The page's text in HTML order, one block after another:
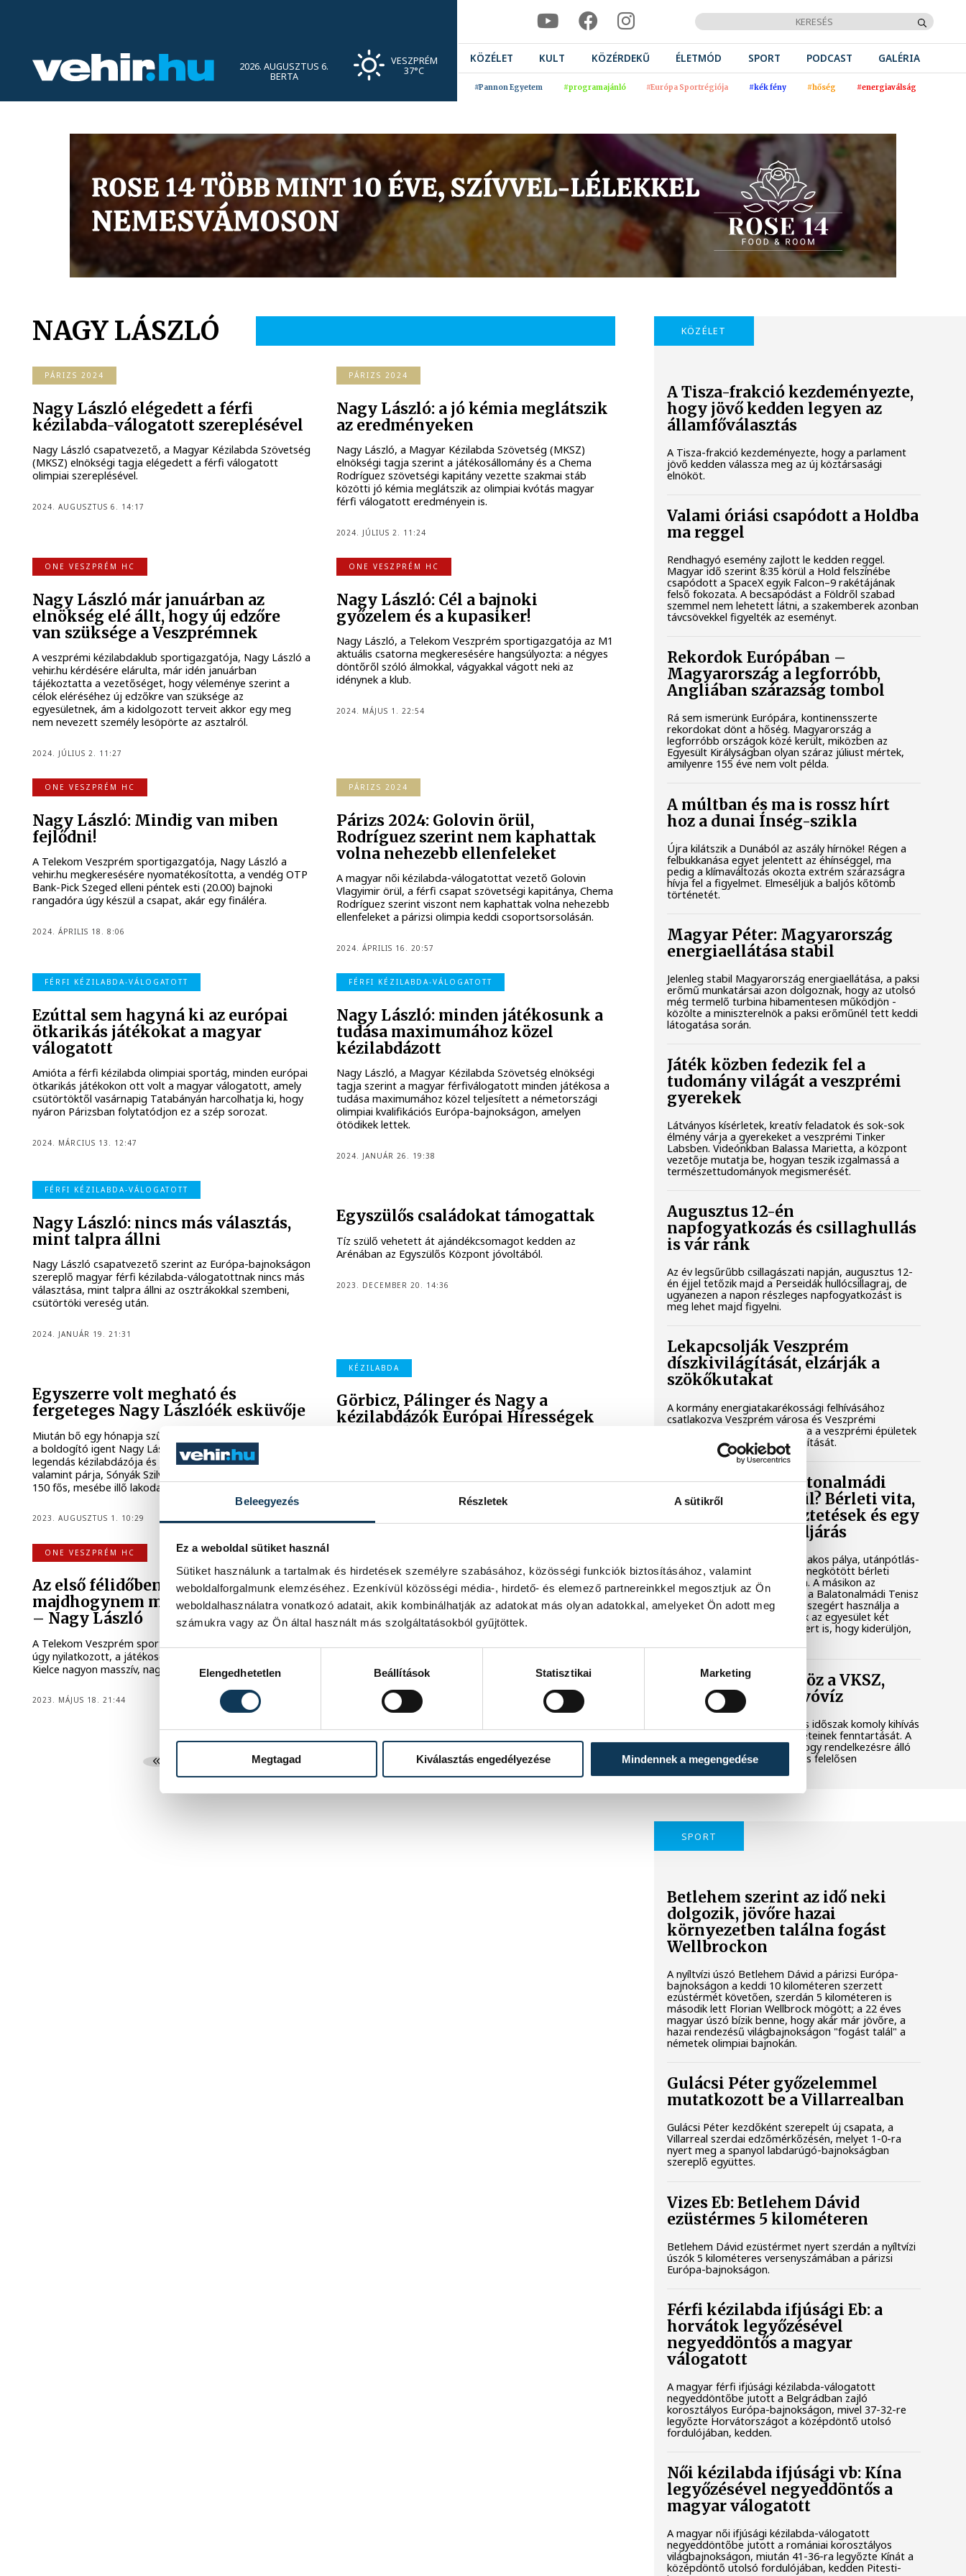
Beleegyezés Részletek A sütikről
Ez a weboldal sütiket használ
Sütiket használunk a tartalmak és hirdetések személyre szabásához, közösségi funkciók biztosításához, valamint
weboldalforgalmunk elemzéséhez. Ezenkívül közösségi média-, hirdető- és elemező partnereinkkel megosztjuk az Ön
weboldalhasználatra vonatkozó adatait, akik kombinálhatják az adatokat más olyan adatokkal, amelyeket Ön adott meg
számukra vagy az Ön által használt más szolgáltatásokból gyűjtöttek.
Hozzájárulás kiválasztása
Elengedhetetlen
Beállítások Statisztikai Marketing
Megtagad Kiválasztás engedélyezése Mindennek a megengedése
2026. AUGUSZTUS 6.
BERTA
VESZPRÉM
37°C
KÖZÉLET KULT KÖZÉRDEKŰ ÉLETMÓD SPORT PODCAST GALÉRIA
#Pannon Egyetem #programajánló #Európa Sportrégiója #kék fény #hőség #energiaválság
NAGY LÁSZLÓ
PÁRIZS 2024
Nagy László elégedett a férfi
kézilabda-válogatott szereplésével
Nagy László csapatvezető, a Magyar Kézilabda Szövetség
(MKSZ) elnökségi tagja elégedett a férfi válogatott
olimpiai szereplésével.
2024. AUGUSZTUS 6. 14:17
PÁRIZS 2024
Nagy László: a jó kémia meglátszik
az eredményeken
Nagy László, a Magyar Kézilabda Szövetség (MKSZ)
elnökségi tagja szerint a játékosállomány és a Chema
Rodríguez szövetségi kapitány vezette szakmai stáb
közötti jó kémia meglátszik az olimpiai kvótás magyar
férfi válogatott eredményein is.
2024. JÚLIUS 2. 11:24
ONE VESZPRÉM HC
Nagy László már januárban az
elnökség elé állt, hogy új edzőre
van szüksége a Veszprémnek
A veszprémi kézilabdaklub sportigazgatója, Nagy László a
vehir.hu kérdésére elárulta, már idén januárban
tájékoztatta a vezetőséget, hogy véleménye szerint a
célok eléréséhez új edzőkre van szüksége az
egyesületnek, ám a kidolgozott terveit akkor egy meg
nem nevezett személy lesöpörte az asztalról.
2024. JÚLIUS 2. 11:27
ONE VESZPRÉM HC
Nagy László: Cél a bajnoki
győzelem és a kupasiker!
Nagy László, a Telekom Veszprém sportigazgatója az M1
aktuális csatorna megkeresésére hangsúlyozta: a négyes
döntőről szóló álmokkal, vágyakkal vágott neki az
idénynek a klub.
2024. MÁJUS 1. 22:54
ONE VESZPRÉM HC
Nagy László: Mindig van miben
fejlődni!
A Telekom Veszprém sportigazgatója, Nagy László a
vehir.hu megkeresésére nyomatékosította, a vendég OTP
Bank-Pick Szeged elleni péntek esti (20.00) bajnoki
rangadóra úgy készül a csapat, akár egy fináléra.
2024. ÁPRILIS 18. 8:06
PÁRIZS 2024
Párizs 2024: Golovin örül,
Rodríguez szerint nem kaphattak
volna nehezebb ellenfeleket
A magyar női kézilabda-válogatottat vezető Golovin
Vlagyimir örül, a férfi csapat szövetségi kapitánya, Chema
Rodríguez szerint viszont nem kaphattak volna nehezebb
ellenfeleket a párizsi olimpia keddi csoportsorsolásán.
2024. ÁPRILIS 16. 20:57
FÉRFI KÉZILABDA-VÁLOGATOTT
Ezúttal sem hagyná ki az európai
ötkarikás játékokat a magyar
válogatott
Amióta a férfi kézilabda olimpiai sportág, minden európai
ötkarikás játékokon ott volt a magyar válogatott, amely
csütörtöktől vasárnapig Tatabányán harcolhatja ki, hogy
nyáron Párizsban folytatódjon ez a szép sorozat.
2024. MÁRCIUS 13. 12:47
FÉRFI KÉZILABDA-VÁLOGATOTT
Nagy László: minden játékosunk a
tudása maximumához közel
kézilabdázott
Nagy László, a Magyar Kézilabda Szövetség elnökségi
tagja szerint a magyar férfiválogatott minden játékosa a
tudása maximumához közel teljesített a németországi
olimpiai kvalifikációs Európa-bajnokságon, amelyen
ötödikek lettek.
2024. JANUÁR 26. 19:38
FÉRFI KÉZILABDA-VÁLOGATOTT
Nagy László: nincs más választás,
mint talpra állni
Nagy László csapatvezető szerint az Európa-bajnokságon
szereplő magyar férfi kézilabda-válogatottnak nincs más
választása, mint talpra állni az osztrákokkal szembeni,
csütörtöki vereség után.
2024. JANUÁR 19. 21:31
Egyszülős családokat támogattak
Tíz szülő vehetett át ajándékcsomagot kedden az
Arénában az Egyszülős Központ jóvoltából.
2023. DECEMBER 20. 14:36
Egyszerre volt megható és
fergeteges Nagy Lászlóék esküvője
Miután bő egy hónapja szűk körben kimondta egymásnak
a boldogító igent Nagy László, a Telekom Veszprém
legendás kézilabdázója és jelenleg sportigazgatója,
valamint párja, Sónyák Szilvia, a pár megtartotta a közel
150 fős, mesébe illő lakodalmát is.
2023. AUGUSZTUS 1. 10:29
KÉZILABDA
Görbicz, Pálinger és Nagy a
kézilabdázók Európai Hírességek
Lászlót beiktatták a Hírességek Csarnokába.
ONE VESZPRÉM HC
Az első félidőben a védekezésünk
majdhogynem minősíthetetlen volt
– Nagy László
A Telekom Veszprém sportigazgatója a Kossuth Rádión
úgy nyilatkozott, a játékosok erőlködtek, felőrölte őket a
Kielce nagyon masszív, nagyon kemény védekezése.
2023. MÁJUS 18. 21:44
Rodríguez: nehéz lesz elérni a
célunkat
José María Rodríguez Vaquero szövetségi kapitány úgy
nehéz lesz elérnie a célját, a legjobb hét közé kerülést a
szerdán kezdődő olimpiai kvalifikációs világbajnokságon.
2023. JANUÁR 9. 18:38
2 ...
KÖZÉLET
A Tisza-frakció kezdeményezte,
hogy jövő kedden legyen az
államfőválasztás
A Tisza-frakció kezdeményezte, hogy a parlament
jövő kedden válassza meg az új köztársasági
elnököt.
Valami óriási csapódott a Holdba
ma reggel
Rendhagyó esemény zajlott le kedden reggel.
Magyar idő szerint 8:35 körül a Hold felszínébe
csapódott a SpaceX egyik Falcon–9 rakétájának
felső fokozata. A becsapódást a Földről szabad
szemmel nem lehetett látni, a szakemberek azonban
távcsövekkel figyelték az eseményt.
Rekordok Európában –
Magyarország a legforróbb,
Angliában szárazság tombol
Rá sem ismerünk Európára, kontinensszerte
rekordokat dönt a hőség. Magyarország a
legforróbb országok közé került, miközben az
Egyesült Királyságban olyan száraz júliust mértek,
amilyenre 155 éve nem volt példa.
A múltban és ma is rossz hírt
hoz a dunai Ínség-szikla
Újra kilátszik a Dunából az aszály hírnöke! Régen a
felbukkanása egyet jelentett az éhínséggel, ma
pedig a klímaváltozás okozta extrém szárazságra
hívja fel a figyelmet. Elmeséljük a baljós kőtömb
történetét.
Magyar Péter: Magyarország
energiaellátása stabil
Jelenleg stabil Magyarország energiaellátása, a paksi
erőmű munkatársai azon dolgoznak, hogy az utolsó
még termelő turbina hibamentesen működjön -
közölte a miniszterelnök a paksi erőműnél tett keddi
látogatása során.
Játék közben fedezik fel a
tudomány világát a veszprémi
gyerekek
Látványos kísérletek, kreatív feladatok és sok-sok
élmény várja a gyerekeket a veszprémi Tinker
Labsben. Videónkban Balassa Marietta, a központ
vezetője mutatja be, hogyan teszik izgalmassá a
természettudományok megismerését.
Augusztus 12-én
napfogyatkozás és csillaghullás
is vár ránk
Az év legsűrűbb csillagászati napján, augusztus 12-
én éjjel tetőzik majd a Perseidák hullócsillagraj, de
ugyanezen a napon részleges napfogyatkozást is
meg lehet majd figyelni.
Lekapcsolják Veszprém
díszkivilágítását, elzárják a
szökőkutakat
A kormány energiatakarékossági felhívásához
csatlakozva Veszprém városa és Veszprémi
Főegyházmegye is lekapcsolta a veszprémi épületek
és nevezetességek díszkivilágítását.
Mi történik a balatonalmádi
teniszpályák körül? Bérleti vita,
megszakadt egyeztetések és egy
tisztázatlan jogi eljárás
Évtizedes hagyomány, hat salakos pálya, utánpótlás-
nevelés és egy hosszú távra megkötött bérleti
szerződés áll az egyik oldalon. A másikon az
önkormányzat, amely szerint a Balatonalmádi Tenisz
Klub aránytalanul alacsony összegért használja a
városi területet. Megkerestük az egyesület két
képviselőjét és a polgármestert is, hogy kiderüljön,
Folyamatosan öntöz a VKSZ,
mégsem fogy az ivóvíz
A tartós hőség és az aszályos időszak komoly kihívás
elé állítja Veszprém zöldfelületeinek fenntartását. A
városvezetés kiemelt célja, hogy rendelkezésre álló
vízkészletekkel takarékosan és felelősen
gazdálkodjunk.
SPORT
Betlehem szerint az idő neki
dolgozik, jövőre hazai
környezetben találna fogást
Wellbrockon
A nyíltvízi úszó Betlehem Dávid a párizsi Európa-
bajnokságon a keddi 10 kilométeren szerzett
ezüstérmét követően, szerdán 5 kilométeren is
második lett Florian Wellbrock mögött; a 22 éves
magyar úszó bízik benne, hogy akár már jövőre, a
hazai rendezésű világbajnokságon "fogást talál" a
németek olimpiai bajnokán.
Gulácsi Péter győzelemmel
mutatkozott be a Villarrealban
Gulácsi Péter kezdőként szerepelt új csapata, a
Villarreal szerdai edzőmérkőzésén, melyet 1-0-ra
nyert meg a spanyol labdarúgó-bajnokságban
szereplő együttes.
Vizes Eb: Betlehem Dávid
ezüstérmes 5 kilométeren
Betlehem Dávid ezüstérmet nyert szerdán a nyíltvízi
úszók 5 kilométeres versenyszámában a párizsi
Európa-bajnokságon.
Férfi kézilabda ifjúsági Eb: a
horvátok legyőzésével
negyeddöntős a magyar
válogatott
A magyar férfi ifjúsági kézilabda-válogatott
negyeddöntőbe jutott a Belgrádban zajló
korosztályos Európa-bajnokságon, mivel 37-32-re
legyőzte Horvátországot a középdöntő utolsó
fordulójában, kedden.
Női kézilabda ifjúsági vb: Kína
legyőzésével negyeddöntős a
magyar válogatott
A magyar női ifjúsági kézilabda-válogatott
negyeddöntőbe jutott a romániai korosztályos
világbajnokságon, miután 41-36-ra legyőzte Kínát a
középdöntő utolsó fordulójában, kedden Pitesti-